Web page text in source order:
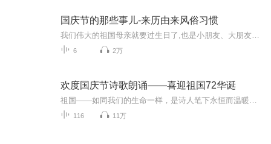
国庆节的那些事儿-来历由来风俗习惯
6 2万
欢度国庆节诗歌朗诵——喜迎祖国72华诞
116 11万